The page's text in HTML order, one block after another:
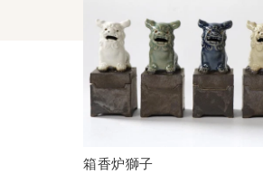
箱香炉獅子